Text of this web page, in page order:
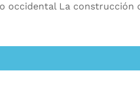
occidental La construcción